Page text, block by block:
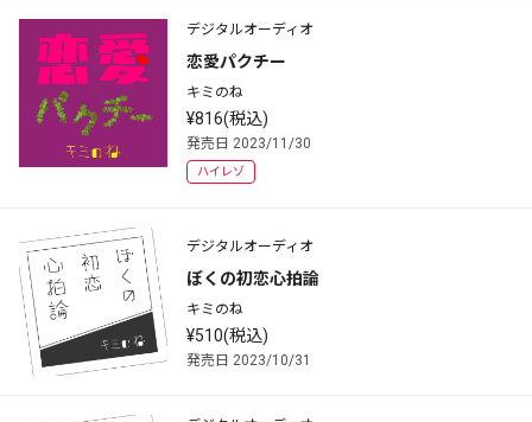
デジタルオーディオ
恋愛パクチー
キミのね
¥816(税込)
発売日 2023/11/30
ハイレゾ
デジタルオーディオ
ぼくの初恋心拍論
キミのね
¥510(税込)
発売日 2023/10/31